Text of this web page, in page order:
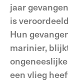
jaar
is
Hun
marinier,
een vlieg